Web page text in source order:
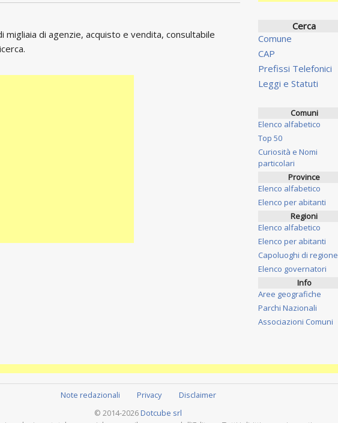
migliaia di agenzie, acquisto e vendita, consultabile
Cerca
Comune
CAP
Prefissi Telefonici
Leggi e Statuti
Comuni
Elenco alfabetico
Top 50
Curiosità e Nomi
particolari
Province
Elenco alfabetico
Elenco per abitanti
Regioni
Elenco alfabetico
Elenco per abitanti
Capoluoghi di regione
Elenco governatori
Info
Aree geografiche
Parchi Nazionali
Associazioni Comuni
Note redazionali Privacy
Disclaimer
© 2014-2026 Dotcube srl